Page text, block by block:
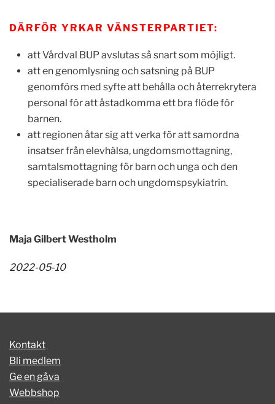
DÄRFÖR YRKAR VÄNSTERPARTIET:
att Vårdval BUP avslutas så snart som möjligt.
att en genomlysning och satsning på BUP
genomförs med syfte att behålla och återrekrytera
personal för att åstadkomma ett bra flöde för
barnen.
att regionen åtar sig att verka för att samordna
insatser från elevhälsa, ungdomsmottagning,
samtalsmottagning för barn och unga och den
specialiserade barn och ungdomspsykiatrin.
Maja Gilbert Westholm
2022-05-10
Kontakt
Bli medlem
Ge en gåva
Webbshop